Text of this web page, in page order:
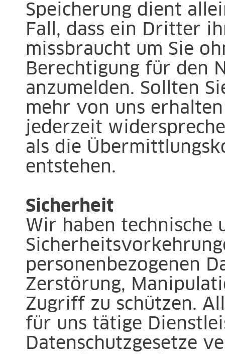
Speicherung dient
Fall, dass ein Dritter
missbraucht um Sie
Berechtigung für den
anzumelden. Sollten
mehr von uns
jederzeit
als die
entstehen.
Sicherheit
Wir haben technische
personenbezogenen
Zerstörung,
Zugriff zu schützen.
für uns tätige
Datenschutzgesetze